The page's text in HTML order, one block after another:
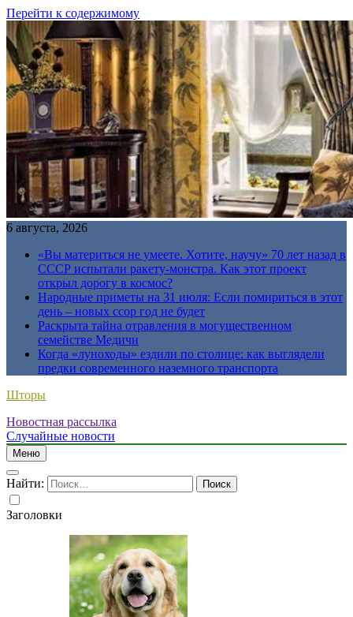
Перейти к содержимому
6 августа, 2026
«Вы материться не умеете. Хотите, научу» 70 лет назад в
СССР испытали ракету-монстра. Как этот проект
открыл дорогу в космос?
Народные приметы на 31 июля: Если помириться в этот
день – новых ссор год не будет
Раскрыта тайна отравления в могущественном
семействе Медичи
Когда «луноходы» ездили по столице: как выглядели
предки современного наземного транспорта
Шторы
Новостная рассылка
Случайные новости
Меню
Найти:
Заголовки